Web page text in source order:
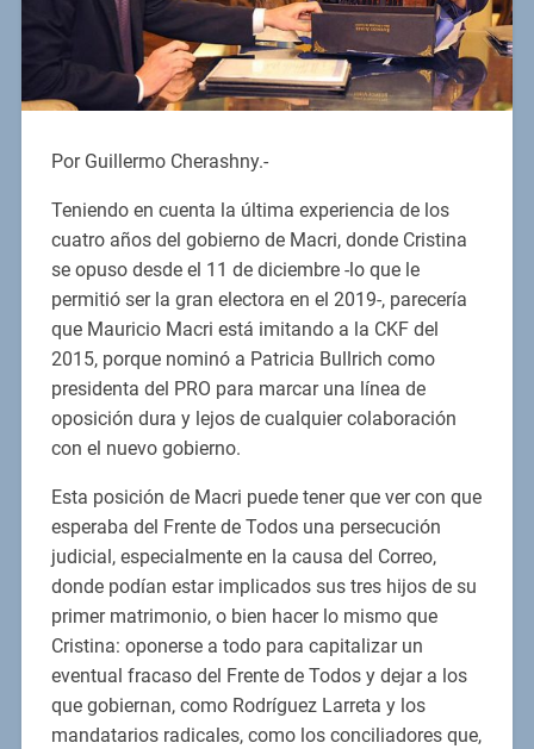
Por Guillermo Cherashny.-
Teniendo en cuenta la última experiencia de los
cuatro años del gobierno de Macri, donde Cristina
se opuso desde el 11 de diciembre -lo que le
permitió ser la gran electora en el 2019-, parecería
que Mauricio Macri está imitando a la CKF del
2015, porque nominó a Patricia Bullrich como
presidenta del PRO para marcar una línea de
oposición dura y lejos de cualquier colaboración
con el nuevo gobierno.
Esta posición de Macri puede tener que ver con que
esperaba del Frente de Todos una persecución
judicial, especialmente en la causa del Correo,
donde podían estar implicados sus tres hijos de su
primer matrimonio, o bien hacer lo mismo que
Cristina: oponerse a todo para capitalizar un
eventual fracaso del Frente de Todos y dejar a los
que gobiernan, como Rodríguez Larreta y los
mandatarios radicales, como los conciliadores que,